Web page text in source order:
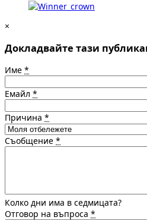
×
Докладвайте тази
Име *
Емайл *
Причина *
Съобщение *
Колко дни има в седмицата?
Отговор на въпроса *